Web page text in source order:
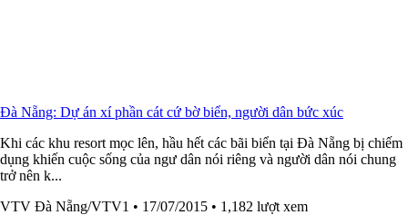
Đà Nẵng: Dự án xí phần cát cứ bờ biển, người dân bức xúc
Khi các khu resort mọc lên, hầu hết các bãi biển tại Đà Nẵng bị chiếm
dụng khiến cuộc sống của ngư dân nói riêng và người dân nói chung
trở nên k...
VTV Đà Nẵng/VTV1 • 17/07/2015 • 1,182 lượt xem